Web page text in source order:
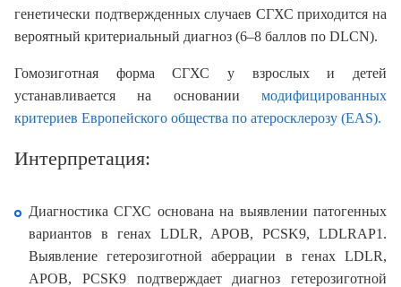
генетически подтвержденных случаев СГХС приходится на
вероятный критериальный диагноз (6–8 баллов по DLCN).
Гомозиготная форма СГХС у взрослых и детей
устанавливается на основании модифицированных
критериев Европейского общества по атеросклерозу (EAS).
Интерпретация:
Диагностика СГХС основана на выявлении патогенных
вариантов в генах LDLR, APOB, PCSK9, LDLRAP1.
Выявление гетерозиготной аберрации в генах LDLR,
APOB, PCSK9 подтверждает диагноз гетерозиготной